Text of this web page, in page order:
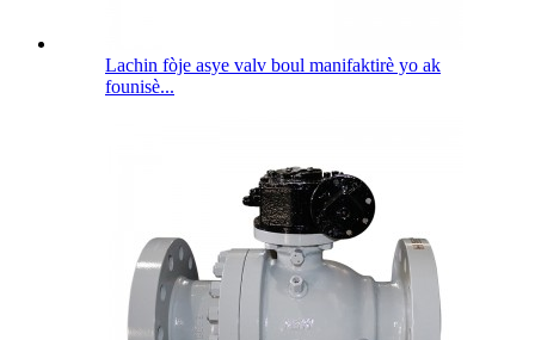
Lachin fòje asye valv boul manifaktirè yo ak
founisè...